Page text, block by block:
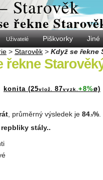
Starověk
řekne
Uživatelé Piškvorky
Jiné
> Starověk > Když se řekne
řekne
konita (25vlož. 87vyzk. +8%ø)
, průměrný výsledek je 84 .9%
stály..